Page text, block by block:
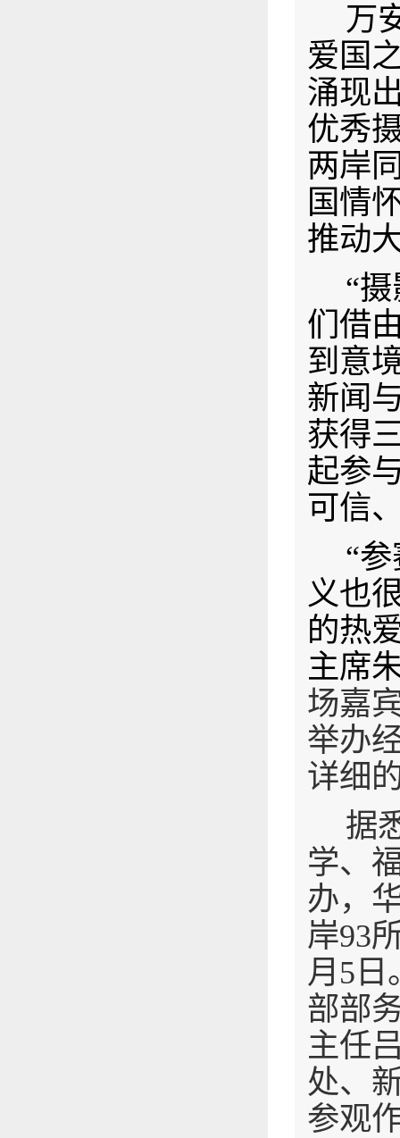
万
爱国
涌现
优秀
两岸
国情
推动
“
们借
到意
新闻
获得
起参
可信
“
义也
的热
主席
场嘉
举办
详细
据
学、
办，
岸93
月5日
部部
主任
处、
参观